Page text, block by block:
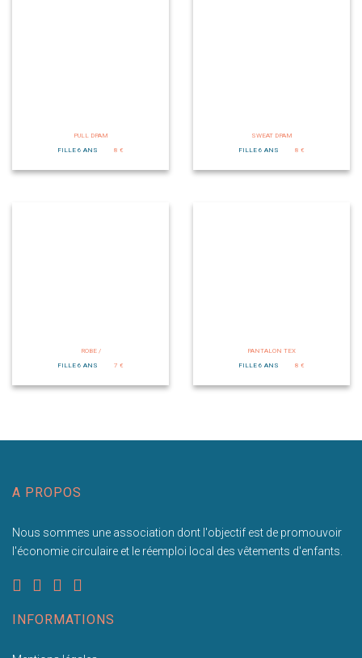
PULL DPAM
FILLE 6 ANS
8 €
SWEAT DPAM
FILLE 6 ANS
8 €
ROBE /
FILLE 6 ANS
7 €
PANTALON TEX
FILLE 6 ANS
8 €
A PROPOS
Nous sommes une association dont l'objectif est de promouvoir
l'économie circulaire et le réemploi local des vêtements d'enfants.
INFORMATIONS